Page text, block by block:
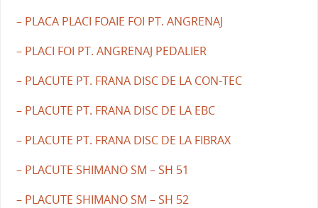
– PLACA PLACI FOAIE FOI PT. ANGRENAJ
– PLACI FOI PT. ANGRENAJ PEDALIER
– PLACUTE PT. FRANA DISC DE LA CON-TEC
– PLACUTE PT. FRANA DISC DE LA EBC
– PLACUTE PT. FRANA DISC DE LA FIBRAX
– PLACUTE SHIMANO SM – SH 51
– PLACUTE SHIMANO SM – SH 52